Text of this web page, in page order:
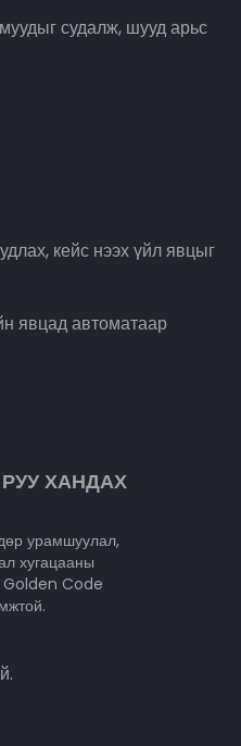
судалж, шууд арьс
кейс нээх үйл явцыг
явцад автоматаар
РУУ ХАНДАХ
урамшуулал,
хугацааны
Golden Code